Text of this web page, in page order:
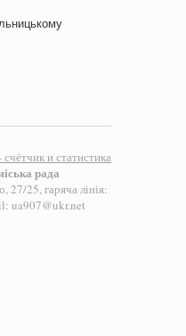
рада
27/25, гаряча лінія:
ua907@ukr.net